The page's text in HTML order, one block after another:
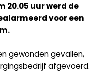
20.05 uur werd de
voor een
gewonden gevallen,
afgevoerd.